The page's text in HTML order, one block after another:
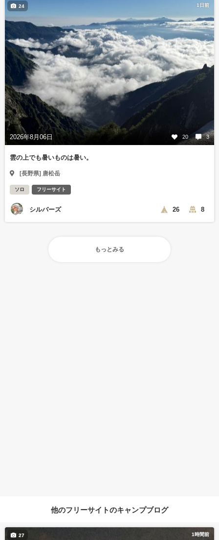
1日前
2026年8月06日 20 3
24
雲の上でも暑いものは暑い。
[長野県] 唐松岳
ソロ フリーサイト
シルバーズ 26 8
もっとみる
他のフリーサイトのキャンプブログ
1時間前
27